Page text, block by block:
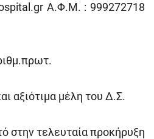
Α.Φ.Μ. : 999272718
αξιότιμα μέλη του Δ.Σ.
στην τελευταία προκήρυξη